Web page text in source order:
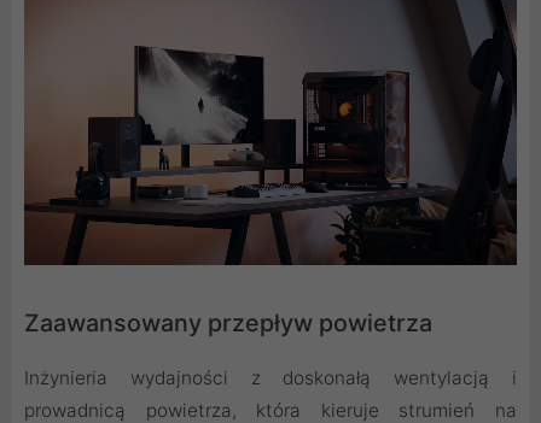
Zaawansowany przepływ powietrza
Inżynieria wydajności z doskonałą wentylacją i
prowadnicą powietrza, która kieruje strumień na